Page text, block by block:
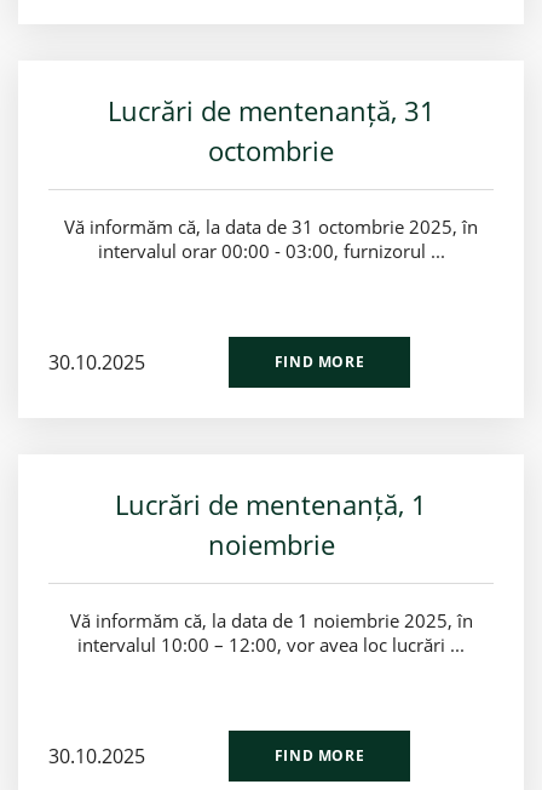
Lucrări de mentenanță, 31
octombrie
Vă informăm că, la data de 31 octombrie 2025, în
intervalul orar 00:00 - 03:00, furnizorul ...
30.10.2025 FIND MORE
Lucrări de mentenanță, 1
noiembrie
Vă informăm că, la data de 1 noiembrie 2025, în
intervalul 10:00 – 12:00, vor avea loc lucrări ...
30.10.2025 FIND MORE